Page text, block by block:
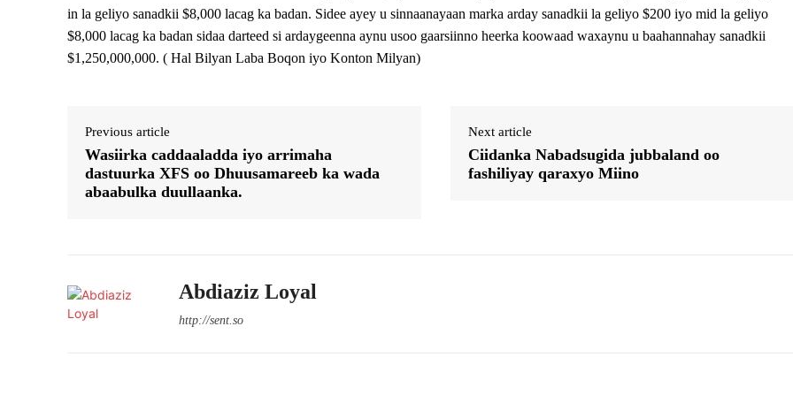
in la geliyo sanadkii $8,000 lacag ka badan. Sidee ayey u sinnaanayaan marka arday sanadkii la geliyo $200 iyo mid la geliyo
$8,000 lacag ka badan sidaa darteed si ardaygeenna aynu usoo gaarsiinno heerka koowaad waxaynu u baahannahay sanadkii
$1,250,000,000. ( Hal Bilyan Laba Boqon iyo Konton Milyan)
Previous article
Wasiirka caddaaladda iyo arrimaha
dastuurka XFS oo Dhuusamareeb ka wada
abaabulka duullaanka.
Next article
Ciidanka Nabadsugida jubbaland oo
fashiliyay qaraxyo Miino
Abdiaziz Loyal
http://sent.so